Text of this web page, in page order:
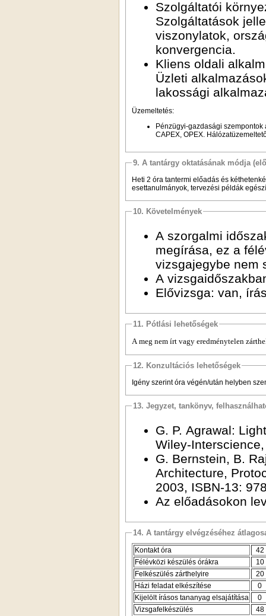
Szolgáltatói
Szolgáltatások
viszonylatok,
konvergencia.
Kliens oldali
Üzleti
lakossági
Üzemeltetés:
Pénzügyi-gazdasági
CAPEX, OPEX.
9. A tantárgy oktatásának módja
Heti 2 óra tantermi előadás és
esettanulmányok, tervezési példák
10. Követelmények
A szorgalmi
megírása, ez a
vizsgajegybe nem
A
Elővizsga: van,
11. Pótlási lehetőségek
A meg nem írt vagy eredménytelen
12. Konzultációs lehetőségek
Igény szerint óra végén/után helyben
13. Jegyzet, tankönyv,
G. P. Agrawal:
Wiley-
G. Bernstein, B.
Architecture,
2003, ISBN-13:
Az előadásokon
14. A tantárgy elvégzéséhez
Kontakt óra
42
Félévközi készülés órákra
10
Felkészülés zárthelyire
20
Házi feladat elkészítése
0
Kijelölt írásos tananyag elsajátítása
0
Vizsgafelkészülés
48